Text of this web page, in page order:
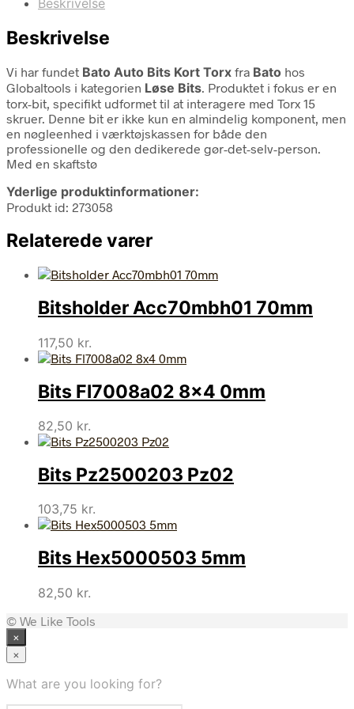
Beskrivelse
Beskrivelse
Vi har fundet Bato Auto Bits Kort Torx fra Bato hos
Globaltools i kategorien Løse Bits. Produktet i fokus er en
torx-bit, specifikt udformet til at interagere med Torx 15
skruer. Denne bit er ikke kun en almindelig komponent, men
en nøgleenhed i værktøjskassen for både den
professionelle og den dedikerede gør-det-selv-person.
Med en skaftstø
Yderlige produktinformationer:
Produkt id: 273058
Relaterede varer
Bitsholder Acc70mbh01 70mm
117,50 kr.
Bits Fl7008a02 8×4 0mm
82,50 kr.
Bits Pz2500203 Pz02
103,75 kr.
Bits Hex5000503 5mm
82,50 kr.
© We Like Tools
×
×
What are you looking for?